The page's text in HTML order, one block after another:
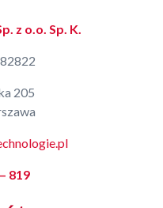
z o.o. Sp. K.
205
819